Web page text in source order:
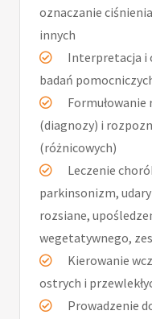
oznaczanie
innych
Interpretacja i
badań
(diagnozy) i
(różnicowych)
Leczenie
parkinsonizm,
rozsiane,
wegetatywnego,
Kierowanie
ostrych i
Prowadzenie